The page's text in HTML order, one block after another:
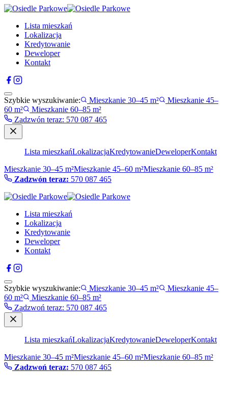
Lista mieszkań
Lokalizacja
Kredytowanie
Deweloper
Kontakt
Szybkie wyszukiwanie: Mieszkanie 30–45 m²
Mieszkanie 45–
60 m²
Mieszkanie 60–85 m²
Zadzwón teraz: 570 087 465
Lista mieszkańLokalizacjaKredytowanieDeweloperKontakt
Mieszkanie 30–45 m²Mieszkanie 45–60 m²Mieszkanie 60–85 m²
Zadzwón teraz: 570 087 465
Lista mieszkań
Lokalizacja
Kredytowanie
Deweloper
Kontakt
Szybkie wyszukiwanie: Mieszkanie 30–45 m²
Mieszkanie 45–
60 m²
Mieszkanie 60–85 m²
Zadzwoń teraz: 570 087 465
Lista mieszkańLokalizacjaKredytowanieDeweloperKontakt
Mieszkanie 30–45 m²Mieszkanie 45–60 m²Mieszkanie 60–85 m²
Zadzwoń teraz: 570 087 465